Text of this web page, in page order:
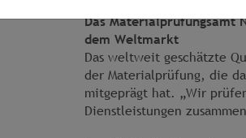
Das Materialprüfungsamt
dem Weltmarkt
Das weltweit geschätzte
der Materialprüfung, die
mitgeprägt hat. „Wir
Dienstleistungen